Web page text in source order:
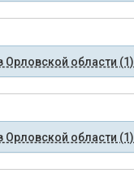
области (1)
области (1)